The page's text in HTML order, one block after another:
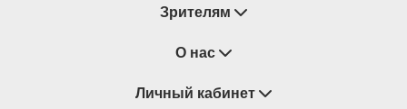
Зрителям
Восстановление билетов
Замена / Отмена / Перенос мероприятий
О нас
О компании
Личный кабинет